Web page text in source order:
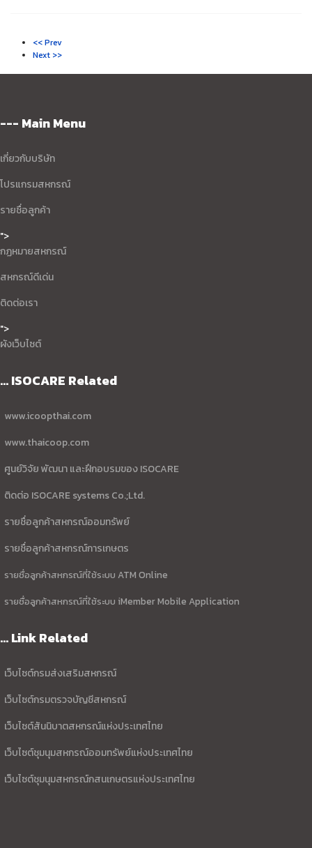
<< Prev
Next >>
--- Main Menu
เกี่ยวกับบริษัท
โปรแกรมสหกรณ์
รายชื่อลูกค้า
">
กฏหมายสหกรณ์
สหกรณ์ดีเด่น
ติดต่อเรา
">
ผังเว็บไซต์
... ISOCARE Related
www.icoopthai.com
www.thaicoop.com
ศูนย์วิจัย พัฒนา และฝึกอบรมของ ISOCARE
ติดต่อ ISOCARE systems Co.;Ltd.
รายชื่อลูกค้าสหกรณ์ออมทรัพย์
รายชื่อลูกค้าสหกรณ์การเกษตร
รายชื่อลูกค้าสหกรณ์ที่ใช้ระบบ ATM Online
รายชื่อลูกค้าสหกรณ์ที่ใช้ระบบ iMember Mobile Application
... Link Related
เว็บไซต์กรมส่งเสริมสหกรณ์
เว็บไซต์กรมตรวจบัญชีสหกรณ์
เว็บไซต์สันนิบาตสหกรณ์แห่งประเทศไทย
เว็บไซต์ชุมนุมสหกรณ์ออมทรัพย์แห่งประเทศไทย
เว็บไซต์ชุมนุมสหกรณ์กสนเกษตรแห่งประเทศไทย